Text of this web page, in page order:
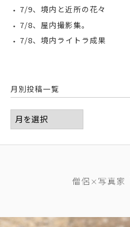
7/9、境内と近所の花々
7/8、屋内撮影集。
7/8、境内ライトラ成果
月別投稿一覧